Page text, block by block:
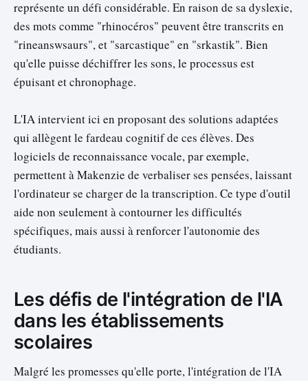
représente un défi considérable. En raison de sa dyslexie,
des mots comme "rhinocéros" peuvent être transcrits en
"rineanswsaurs", et "sarcastique" en "srkastik". Bien
qu'elle puisse déchiffrer les sons, le processus est
épuisant et chronophage.
L'IA intervient ici en proposant des solutions adaptées
qui allègent le fardeau cognitif de ces élèves. Des
logiciels de reconnaissance vocale, par exemple,
permettent à Makenzie de verbaliser ses pensées, laissant
l'ordinateur se charger de la transcription. Ce type d'outil
aide non seulement à contourner les difficultés
spécifiques, mais aussi à renforcer l'autonomie des
étudiants.
Les défis de l'intégration de l'IA
dans les établissements
scolaires
Malgré les promesses qu'elle porte, l'intégration de l'IA